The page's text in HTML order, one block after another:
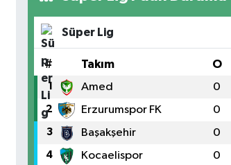
Süper Lig
# Takım O
1 Amed 0
2 Erzurumspor FK 0
3 Başakşehir 0
4 Kocaelispor 0